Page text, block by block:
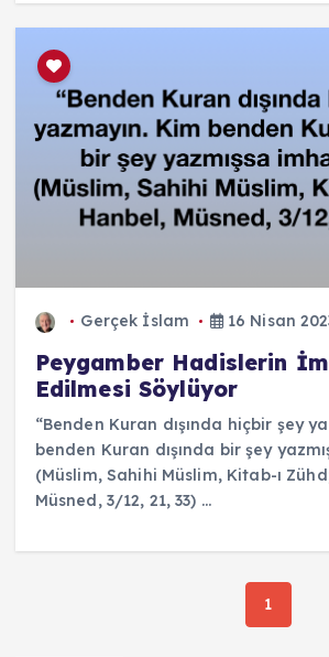
Gerçek İslam 16 Nisan
Peygamber Hadislerin
Edilmesi Söylüyor
“Benden Kuran dışında hiçbir şey
benden Kuran dışında bir şey
(Müslim, Sahihi Müslim, Kitab-ı
Müsned, 3/12, 21, 33) ...
1